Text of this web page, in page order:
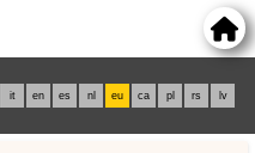
it en es nl eu ca pl rs lv